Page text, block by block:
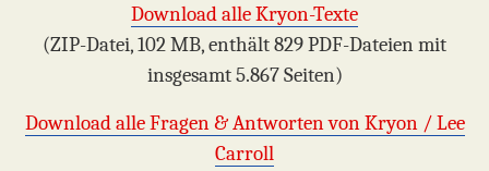
Download alle Kryon-Texte
(ZIP-Datei, 102 MB, enthält 829 PDF-Dateien mit
insgesamt 5.867 Seiten)
Download alle Fragen & Antworten von Kryon / Lee
Carroll